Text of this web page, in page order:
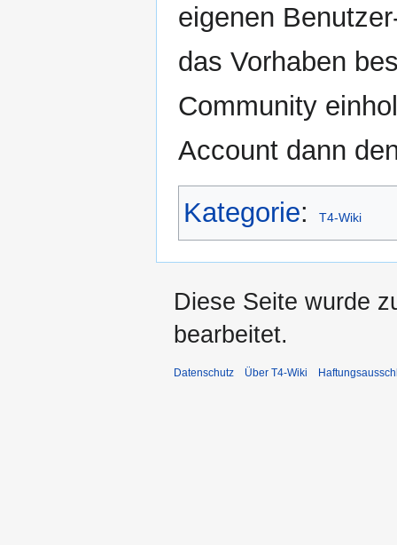
eigenen
das Vorhaben
Community
Account dann
Kategorie: T4-Wiki
Diese Seite wurde
bearbeitet.
Datenschutz Über T4-Wiki